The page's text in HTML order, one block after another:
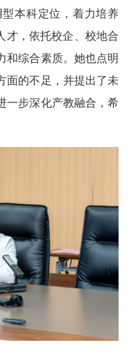
本科定位，着力培养
才，依托校企、校地合
和综合素质。她也点明
面的不足，并提出了未
一步深化产教融合，希